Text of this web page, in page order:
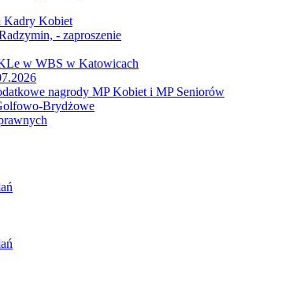
Kadry Kobiet
- zaproszenie
w WBS w Katowicach
nagrody MP Kobiet i MP Seniorów
Brydżowe